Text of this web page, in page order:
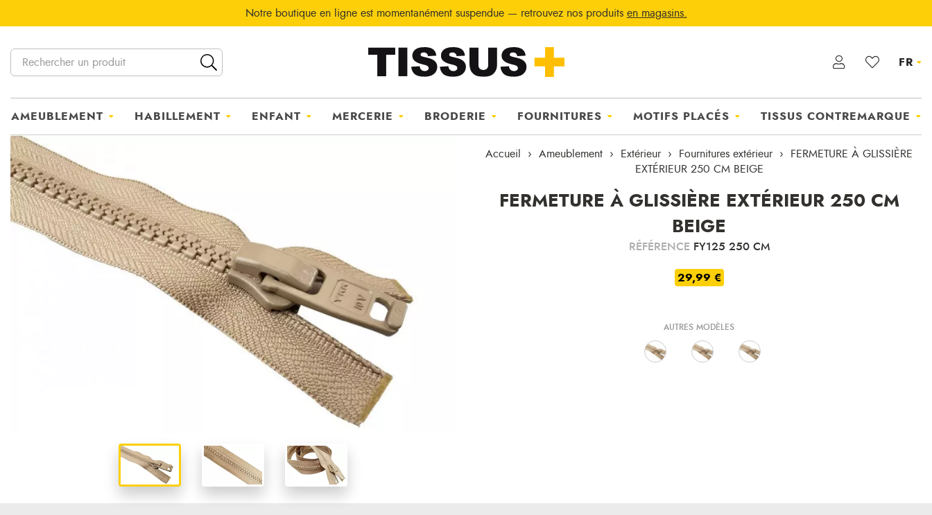
Notre boutique en ligne est momentanément suspendue — retrouvez nos produits en magasins.
FR
AMEUBLEMENT HABILLEMENT ENFANT MERCERIE BRODERIE FOURNITURES MOTIFS PLACÉS TISSUS CONTREMARQUE
Accueil Ameublement Extérieur Fournitures extérieur
FERMETURE À GLISSIÈRE
EXTÉRIEUR 250 CM BEIGE
FERMETURE À GLISSIÈRE EXTÉRIEUR 250 CM
BEIGE
RÉFÉRENCE FY125 250 CM
29,99 €
AUTRES MODÈLES